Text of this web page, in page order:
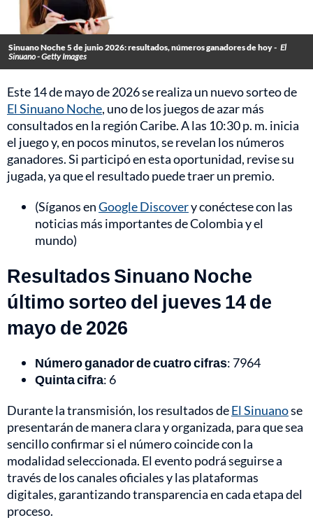
Sinuano Noche 5 de junio 2026: resultados, números ganadores de hoy - El
Sinuano - Getty Images
Este 14 de mayo de 2026 se realiza un nuevo sorteo de
El Sinuano Noche, uno de los juegos de azar más
consultados en la región Caribe. A las 10:30 p. m. inicia
el juego y, en pocos minutos, se revelan los números
ganadores. Si participó en esta oportunidad, revise su
jugada, ya que el resultado puede traer un premio.
(Síganos enGoogle Discovery conéctese con las
noticias más importantes de Colombia y el
mundo)
Resultados Sinuano Noche
último sorteo del jueves 14 de
mayo de 2026
Número ganador de cuatro cifras: 7964
Quinta cifra: 6
Durante la transmisión, los resultados deEl Sinuanose
presentarán de manera clara y organizada, para que sea
sencillo confirmar si el número coincide con la
modalidad seleccionada. El evento podrá seguirse a
través de los canales oficiales y las plataformas
digitales, garantizando transparencia en cada etapa del
proceso.